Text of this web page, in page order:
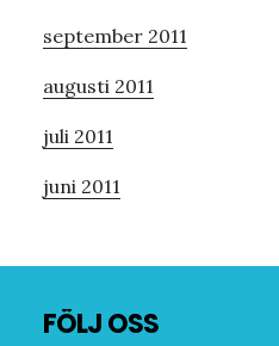
september 2011
augusti 2011
juli 2011
juni 2011
FÖLJ OSS